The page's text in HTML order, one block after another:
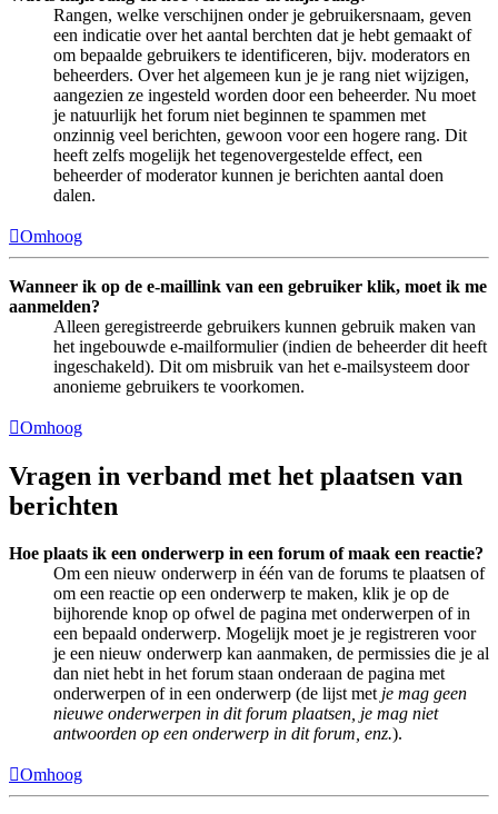
Rangen, welke verschijnen onder je gebruikersnaam, geven
een indicatie over het aantal berchten dat je hebt gemaakt of
om bepaalde gebruikers te identificeren, bijv. moderators en
beheerders. Over het algemeen kun je je rang niet wijzigen,
aangezien ze ingesteld worden door een beheerder. Nu moet
je natuurlijk het forum niet beginnen te spammen met
onzinnig veel berichten, gewoon voor een hogere rang. Dit
heeft zelfs mogelijk het tegenovergestelde effect, een
beheerder of moderator kunnen je berichten aantal doen
dalen.
Omhoog
Wanneer ik op de e-maillink van een gebruiker klik, moet ik me
aanmelden?
Alleen geregistreerde gebruikers kunnen gebruik maken van
het ingebouwde e-mailformulier (indien de beheerder dit heeft
ingeschakeld). Dit om misbruik van het e-mailsysteem door
anonieme gebruikers te voorkomen.
Omhoog
Vragen in verband met het plaatsen van
berichten
Hoe plaats ik een onderwerp in een forum of maak een reactie?
Om een nieuw onderwerp in één van de forums te plaatsen of
om een reactie op een onderwerp te maken, klik je op de
bijhorende knop op ofwel de pagina met onderwerpen of in
een bepaald onderwerp. Mogelijk moet je je registreren voor
je een nieuw onderwerp kan aanmaken, de permissies die je al
dan niet hebt in het forum staan onderaan de pagina met
onderwerpen of in een onderwerp (de lijst met je mag geen
nieuwe onderwerpen in dit forum plaatsen, je mag niet
antwoorden op een onderwerp in dit forum, enz.).
Omhoog